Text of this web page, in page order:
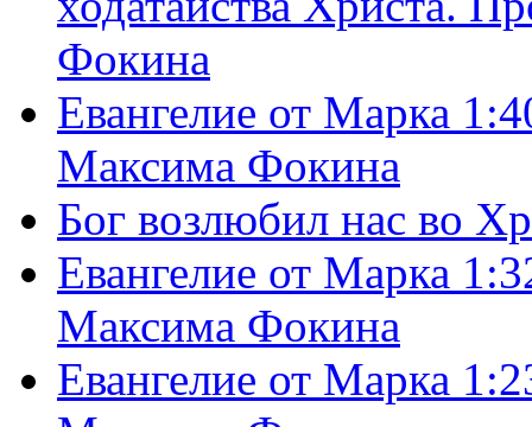
Фокина
Евангелие от Марка
Максима Фокина
Бог возлюбил нас во
Евангелие от Марка
Максима Фокина
Евангелие от Марка